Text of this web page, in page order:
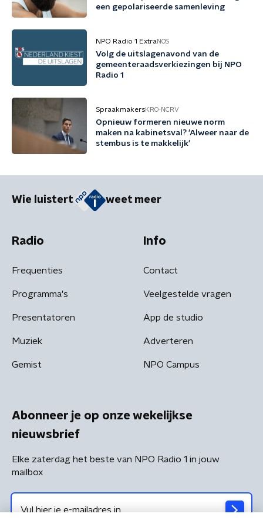
een gepolariseerde samenleving
NPO Radio 1 Extra NOS
Volg de uitslagenavond van de
gemeenteraadsverkiezingen bij NPO
Radio 1
SpraakmakersKRO-NCRV
Opnieuw formeren nieuwe norm
maken na kabinetsval? 'Alweer naar de
stembus is te makkelijk'
Wie luistert weet meer
Radio
Frequenties
Programma's
Presentatoren
Muziek
Gemist
Info
Contact
Veelgestelde vragen
App de studio
Adverteren
NPO Campus
Abonneer je op onze wekelijkse
nieuwsbrief
Elke zaterdag het beste van NPO Radio 1 in jouw
mailbox